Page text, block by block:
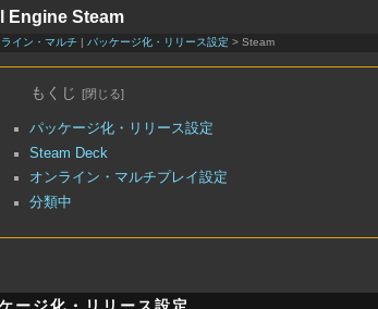
Engine Steam
イン・マルチ | パッケージ化・リリース設定 > Steam
もくじ
パッケージ化・リリース設定
Steam Deck
オンライン・マルチプレイ設定
分類中